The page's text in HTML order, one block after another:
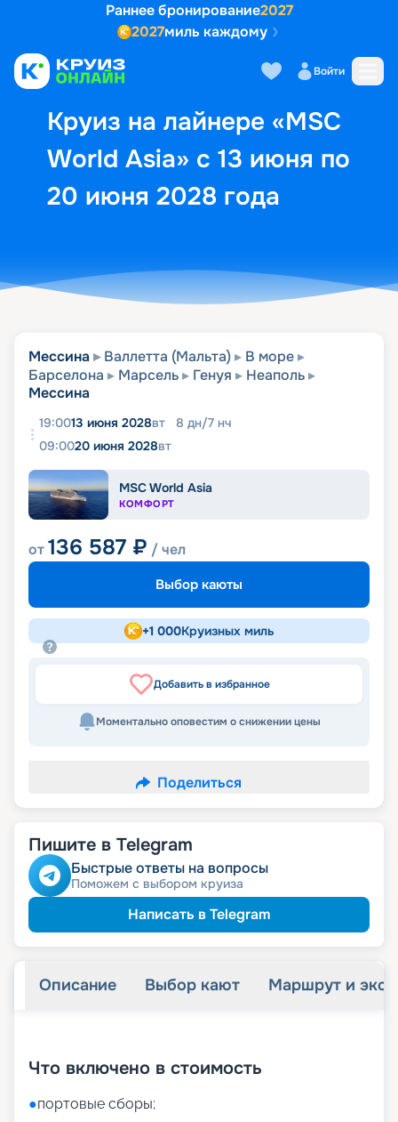
Раннее бронирование2027
2027миль каждому
Войти
Круиз на лайнере «MSC
World Asia» с 13 июня по
20 июня 2028 года
Выбор кают Маршрут и
Мессина Валлетта (Мальта)
В море
Барселона
Марсель Генуя
Неаполь
Мессина
19:0013 июня 2028вт 8 дн/7 нч
09:0020 июня 2028вт
MSC World Asia
КОМФОРТ
от136 587 ₽ / чел
Выбор каюты
+1 000Круизных миль
Добавить в избранное
Моментально оповестим о снижении цены
Поделиться
Пишите в Telegram
Быстрые ответы на вопросы
Поможем с выбором круиза
Написать в Telegram
Описание Выбор кают Маршрут и
Что включено в стоимость
●портовые сборы;